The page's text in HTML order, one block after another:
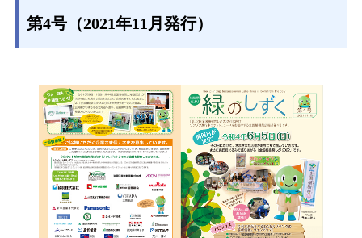
第4号（2021年11月発行）